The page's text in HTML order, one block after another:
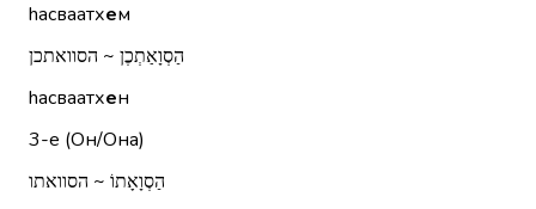
hасваатхем
הַסְוָאַתְכֶן ~ הסוואתכן
hасваатхен
3-е (Он/Она)
הַסְוָאָתוֹ ~ הסוואתו